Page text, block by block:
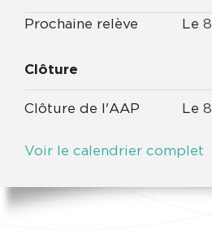
Prochaine relève Le 8
Clôture
Clôture de l'AAP Le 8
Voir le calendrier complet